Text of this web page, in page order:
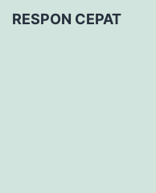
RESPON CEPAT